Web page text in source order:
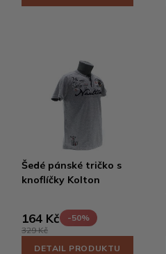
Šedé pánské tričko s
knoflíčky Kolton
164 Kč
-50%
329 Kč
DETAIL PRODUKTU